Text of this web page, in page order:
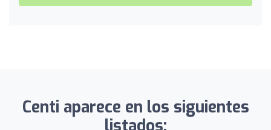
Centi aparece en los siguientes